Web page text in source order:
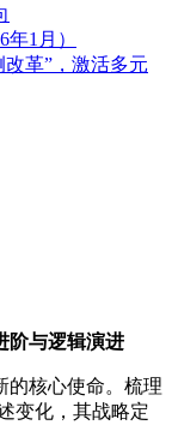
1月）
革”，激活多元
与逻辑演进
核心使命。梳理
变化，其战略定